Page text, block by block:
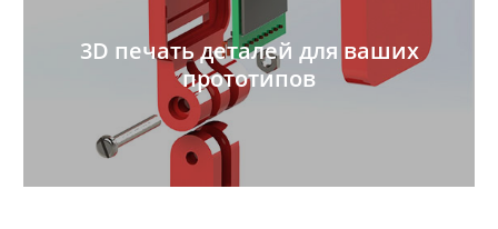
3D печать деталей для ваших
прототипов